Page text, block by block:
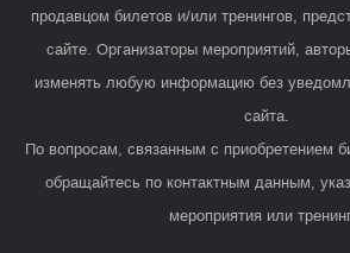
продавцом билетов и/или тренингов,
сайте. Организаторы мероприятий,
изменять любую информацию без
сайта.
По вопросам, связанным с приобретением
обращайтесь по контактным данным,
мероприятия или